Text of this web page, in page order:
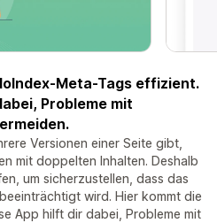
Meta-Tags effizient.
Probleme mit
Versionen einer Seite gibt,
mit doppelten Inhalten. Deshalb
um sicherzustellen, dass das
wird. Hier kommt die
App hilft dir dabei, Probleme mit